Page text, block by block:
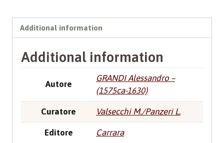
Additional information
Additional information
Autore
GRANDI Alessandro –
(1575ca-1630)
Curatore Valsecchi M./Panzeri L.
Editore Carrara